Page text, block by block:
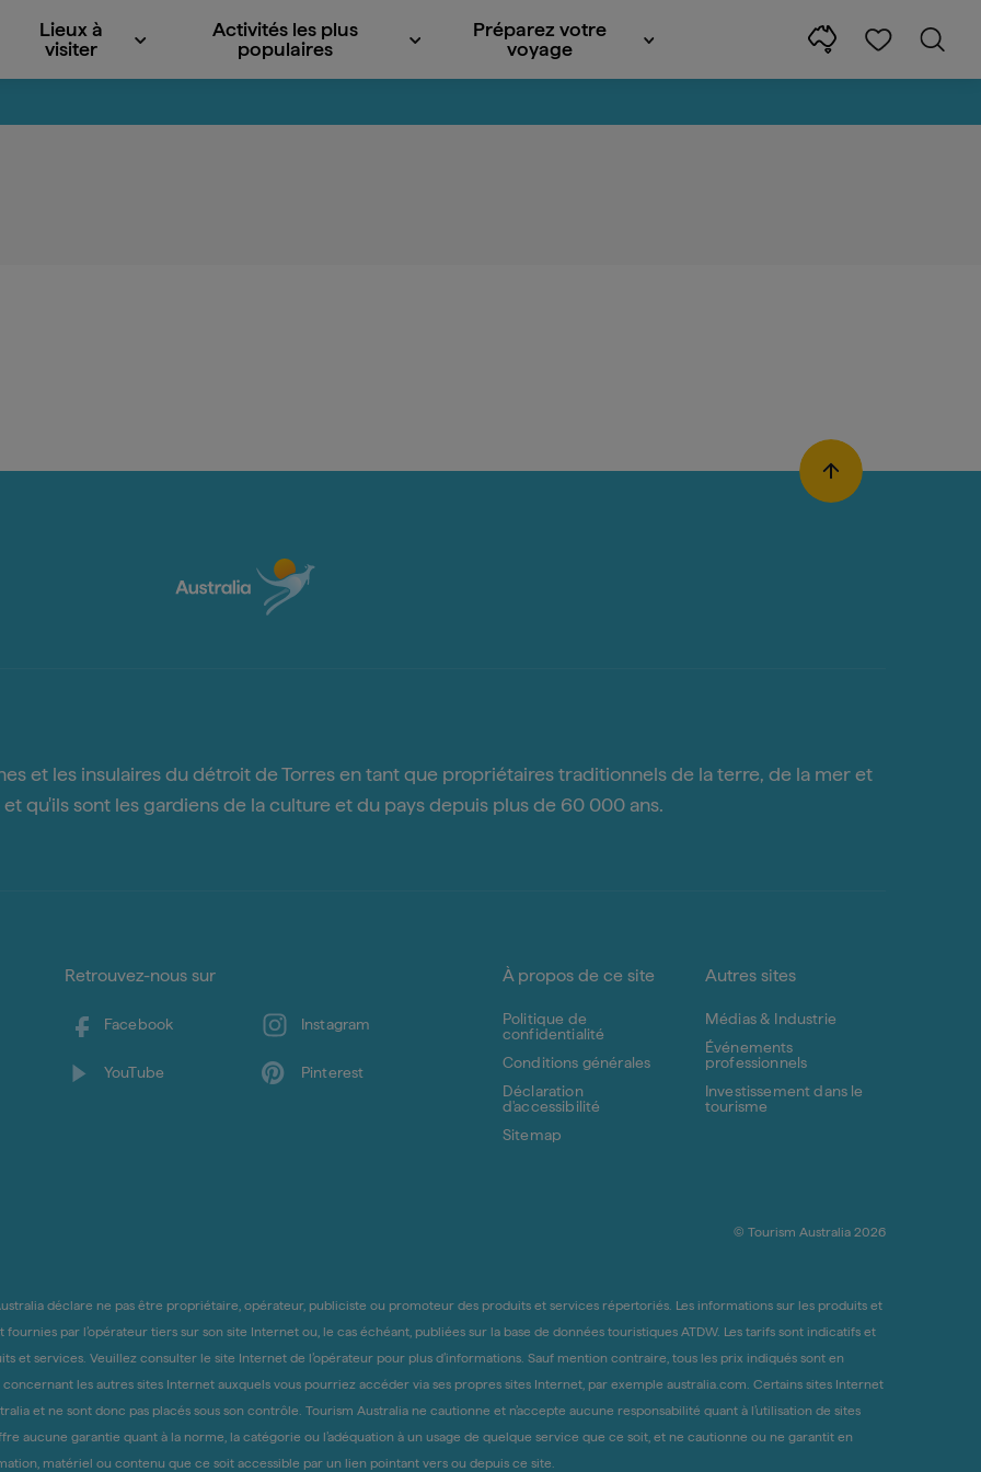
Lieux à
visiter
Activités les plus
populaires
Préparez votre
voyage
et les insulaires du détroit de Torres en tant que propriétaires traditionnels de la terre, de la mer et
qu'ils sont les gardiens de la culture et du pays depuis plus de 60 000 ans.
Retrouvez-nous sur
Facebook Instagram
YouTube Pinterest
À propos de ce site
Politique de
confidentialité
Conditions générales
Déclaration
d'accessibilité
Sitemap
Autres sites
Médias & Industrie
Événements
professionnels
Investissement dans le
tourisme
© Tourism Australia 2026
déclare ne pas être propriétaire, opérateur, publiciste ou promoteur des produits et services répertoriés. Les informations sur les produits et
par l’opérateur tiers sur son site Internet ou, le cas échéant, publiées sur la base de données touristiques ATDW. Les tarifs sont indicatifs et
et services. Veuillez consulter le site Internet de l’opérateur pour plus d’informations. Sauf mention contraire, tous les prix indiqués sont en
concernant les autres sites Internet auxquels vous pourriez accéder via ses propres sites Internet, par exemple australia.com. Certains sites Internet
et ne sont donc pas placés sous son contrôle. Tourism Australia ne cautionne et n’accepte aucune responsabilité quant à l’utilisation de sites
aucune garantie quant à la norme, la catégorie ou l’adéquation à un usage de quelque service que ce soit, et ne cautionne ou ne garantit en
matériel ou contenu que ce soit accessible par un lien pointant vers ou depuis ce site.